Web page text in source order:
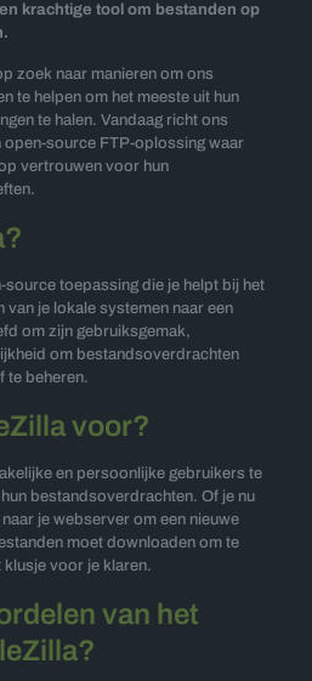
krachtige tool om bestanden op
zoek naar manieren om ons
te helpen om het meeste uit hun
te halen. Vandaag richt ons
source FTP-oplossing waar
vertrouwen voor hun
source toepassing die je helpt bij het
je lokale systemen naar een
om zijn gebruiksgemak,
om bestandsoverdrachten
te beheren.
voor?
en persoonlijke gebruikers te
bestandsoverdrachten. Of je nu
je webserver om een nieuwe
moet downloaden om te
klusje voor je klaren.
van het